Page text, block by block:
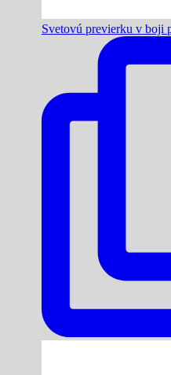
Svetovú previerku v boji